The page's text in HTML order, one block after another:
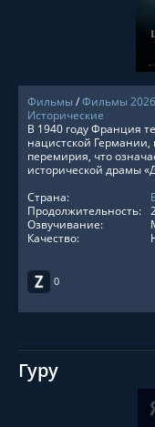
Фильмы/Фильмы 2026
Исторические
0
В 1940 году Франция
нацистской
перемирия, что
исторической драмы
Страна:
Продолжительность:
Озвучивание:
Качество:
Гуру